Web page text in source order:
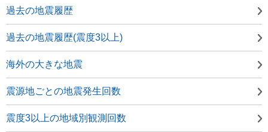
過去の地震履歴
過去の地震履歴(震度3以上)
海外の大きな地震
震源地ごとの地震発生回数
震度3以上の地域別観測回数